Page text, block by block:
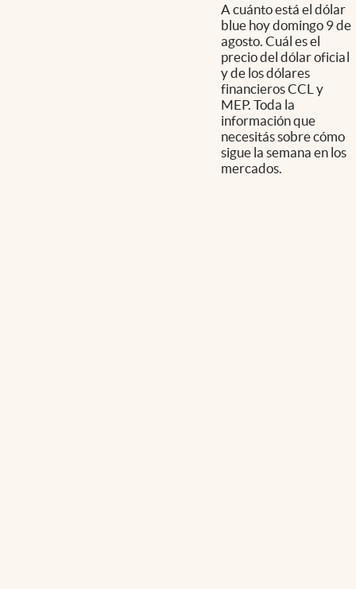
A cuánto está el dólar
blue hoy domingo 9 de
agosto. Cuál es el
precio del dólar oficial
y de los dólares
financieros CCL y
MEP. Toda la
información que
necesitás sobre cómo
sigue la semana en los
mercados.